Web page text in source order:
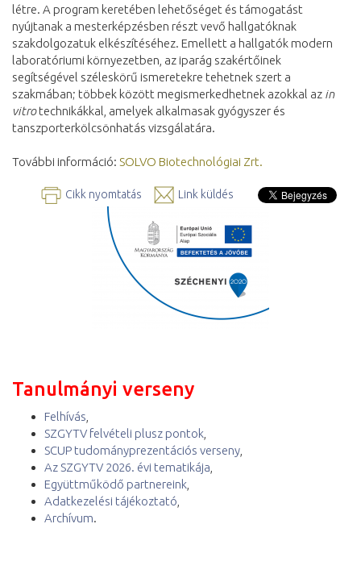
létre. A program keretében lehetőséget és támogatást
nyújtanak a mesterképzésben részt vevő hallgatóknak
szakdolgozatuk elkészítéséhez. Emellett a hallgatók modern
laboratóriumi környezetben, az iparág szakértőinek
segítségével széleskörű ismeretekre tehetnek szert a
szakmában; többek között megismerkedhetnek azokkal az in
vitrotechnikákkal, amelyek alkalmasak gyógyszer és
tanszporterkölcsönhatás vizsgálatára.
További információ: SOLVO Biotechnológiai Zrt.
Cikk nyomtatás Link küldés
Tanulmányi verseny
Felhívás
SZGYTV felvételi plusz pontok
SCUP tudományprezentációs verseny
Az SZGYTV 2026. évi tematikája
Együttműködő partnereink
Adatkezelési tájékoztató
Archívum.